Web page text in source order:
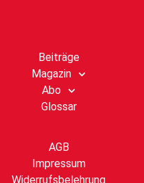
Beiträge
Magazin
Abo
Glossar
AGB
Impressum
Widerrufsbelehrung